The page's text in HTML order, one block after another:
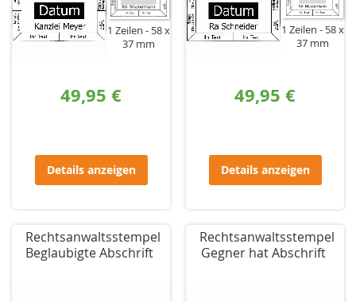
1 Zeilen
58 x
37 mm
49,95 €
Details anzeigen
1 Zeilen
58 x
37 mm
49,95 €
Details anzeigen
Rechtsanwaltsstempel
Beglaubigte Abschrift
Rechtsanwaltsstempel
Gegner hat Abschrift